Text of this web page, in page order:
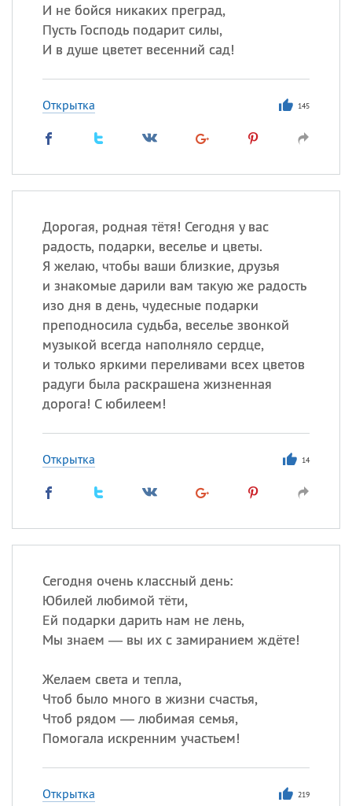
И не бойся никаких преград,
Пусть Господь подарит силы,
И в душе цветет весенний сад!
Открытка 145
Дорогая, родная тётя! Сегодня у вас
радость, подарки, веселье и цветы.
Я желаю, чтобы ваши близкие, друзья
и знакомые дарили вам такую же радость
изо дня в день, чудесные подарки
преподносила судьба, веселье звонкой
музыкой всегда наполняло сердце,
и только яркими переливами всех цветов
радуги была раскрашена жизненная
дорога! С юбилеем!
Открытка 14
Сегодня очень классный день:
Юбилей любимой тёти,
Ей подарки дарить нам не лень,
Мы знаем — вы их с замиранием ждёте!
Желаем света и тепла,
Чтоб было много в жизни счастья,
Чтоб рядом — любимая семья,
Помогала искренним участьем!
Открытка 219